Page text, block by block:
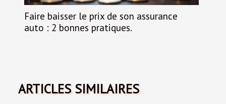
Faire baisser le prix de son assurance
auto : 2 bonnes pratiques.
ARTICLES SIMILAIRES